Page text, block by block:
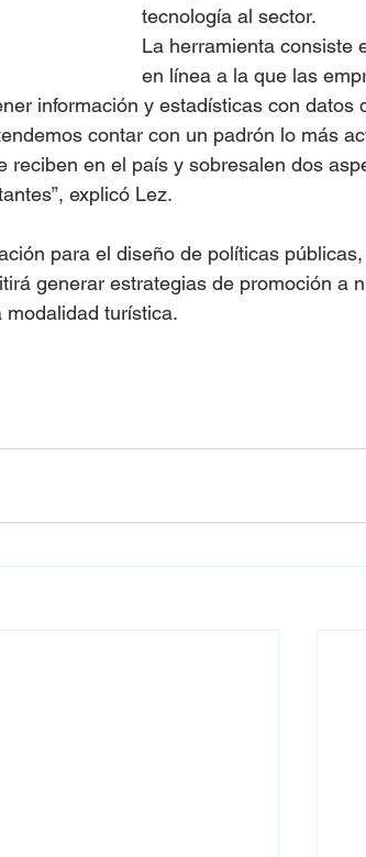
tecnología al sector.
La herramienta consiste
en línea a la que las
información y estadísticas con datos
contar con un padrón lo más
en el país y sobresalen dos
explicó Lez.
para el diseño de políticas
generar estrategias de promoción a
turística.